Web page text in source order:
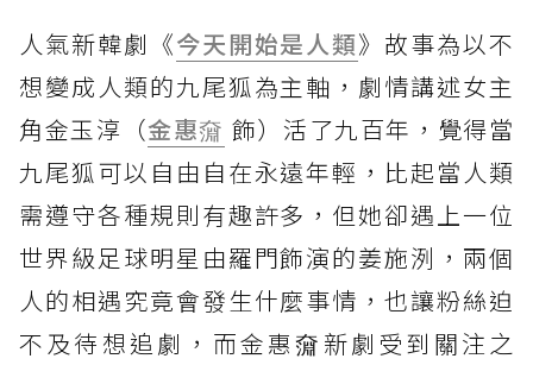
人氣新韓劇《今天開始是人類》故事為以不
想變成人類的九尾狐為主軸，劇情講述女主
角金玉淳（金惠奫 飾）活了九百年，覺得當
九尾狐可以自由自在永遠年輕，比起當人類
需遵守各種規則有趣許多，但她卻遇上一位
世界級足球明星由羅門飾演的姜施洌，兩個
人的相遇究竟會發生什麼事情，也讓粉絲迫
不及待想追劇，而金惠奫新劇受到關注之